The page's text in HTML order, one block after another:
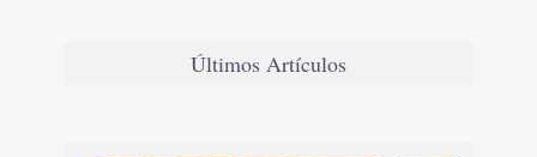
Últimos Artículos